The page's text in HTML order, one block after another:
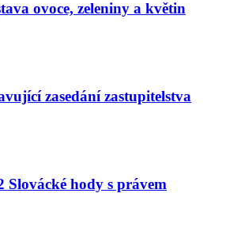
ovoce, zeleniny a květin
zasedání zastupitelstva
Slovácké hody s právem